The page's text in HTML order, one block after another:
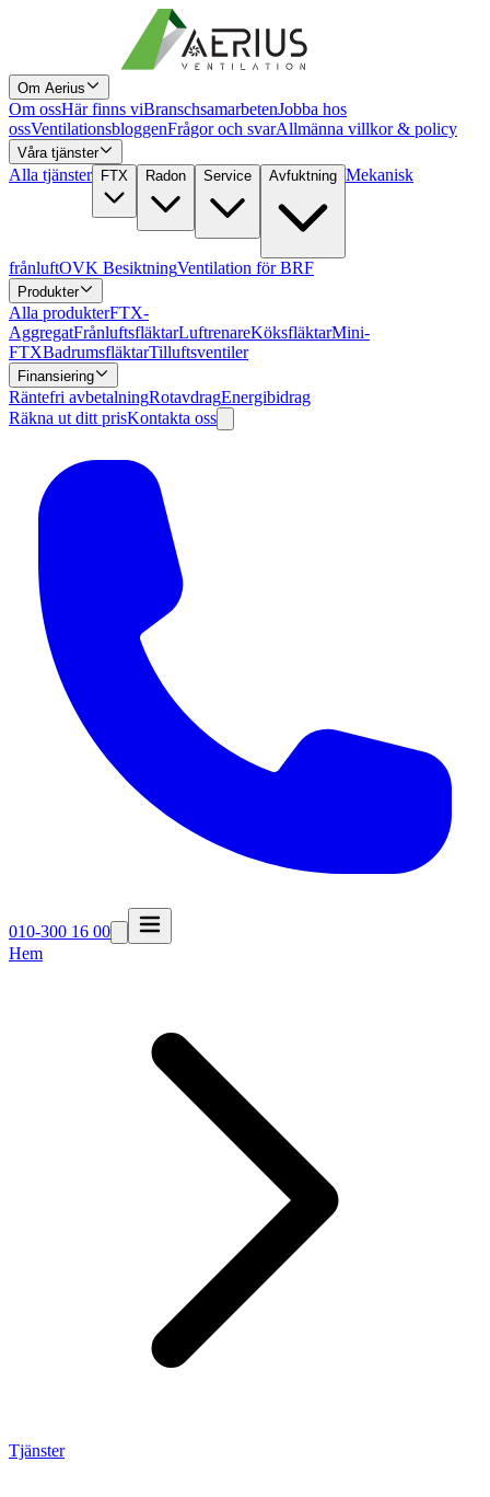
Om Aerius
Om ossHär finns viBranschsamarbetenJobba hos
ossVentilationsbloggenFrågor och svarAllmänna villkor & policy
Våra tjänster
Alla tjänster FTX Radon Service Avfuktning Mekanisk
frånluftOVK BesiktningVentilation för BRF
Produkter
Alla produkterFTX-
AggregatFrånluftsfläktarLuftrenareKöksfläktarMini-
FTXBadrumsfläktarTilluftsventiler
Finansiering
Räntefri avbetalningRotavdragEnergibidrag
Räkna ut ditt prisKontakta oss
010-300 16 00
Hem
Tjänster